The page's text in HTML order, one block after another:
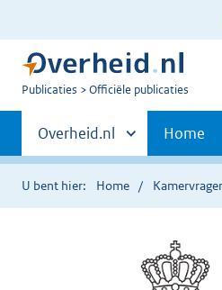
U
Publicaties Officiële publicaties
Primaire
navigatie
Andere
sites
binnen
Overheid.nl Home
U bent hier: Home